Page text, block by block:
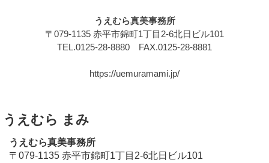
うえむら真美事務所
〒079-1135 赤平市錦町1丁目2-6北日ビル101
TEL.0125-28-8880 FAX.0125-28-8881
https://uemuramami.jp/
うえむら まみ
うえむら真美事務所
〒079-1135 赤平市錦町1丁目2-6北日ビル101